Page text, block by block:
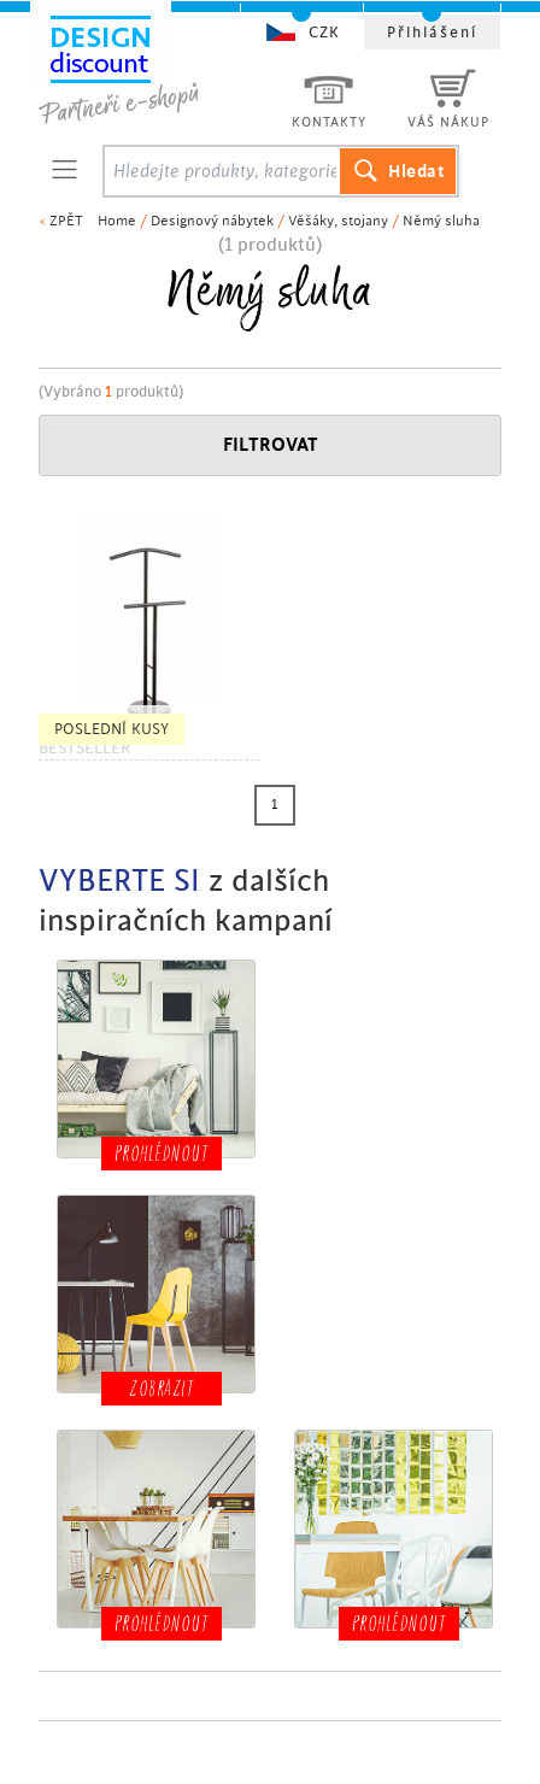
< ZPĚT Home / Designový nábytek / Věšáky, stojany / Němý sluha
(1 produktů)
Němý sluha
(Vybráno 1 produktů)
FILTROVAT
POSLEDNÍ KUSY
BESTSELLER
1
VYBERTE SI
z dalších
inspiračních kampaní
PROHLÉDNOUT
ZOBRAZIT
PROHLÉDNOUT PROHLÉDNOUT
KONTAKTY VÁŠ NÁKUP
CZK Přihlášení